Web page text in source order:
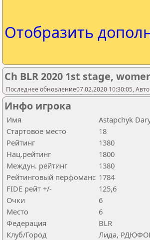
Отобразить
Сh BLR 2020 1st stage,
Последнее обновление07.02.2020 10:30:05,
Инфо игрока
Имя
Astapchyk
Стартовое место
18
Рейтинг
1380
Нац.рейтинг
1800
Междун. рейтинг
1380
Рейтинговый перфоманс 1784
FIDE рейт +/-
125,6
Очки
6
Место
6
Федерация
BLR
Клуб/Город
Лида,